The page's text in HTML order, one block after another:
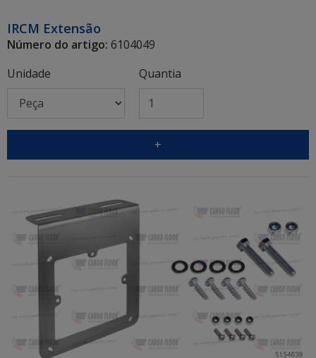
IRCM Extensão
Número do artigo: 6104049
Unidade
Quantia
+